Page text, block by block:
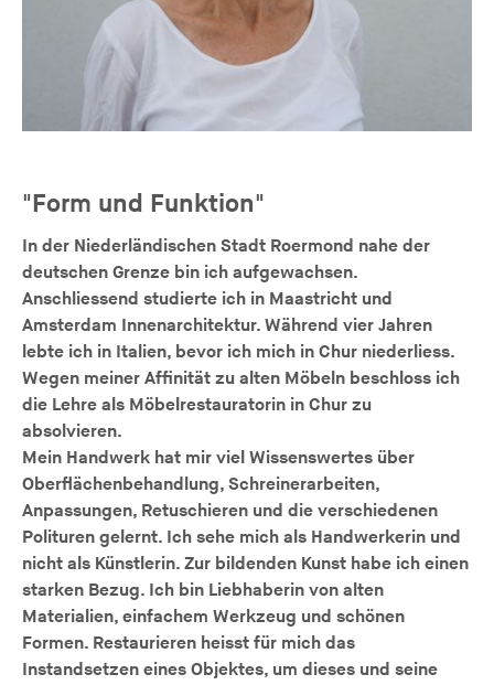
"Form und Funktion"
In der Niederländischen Stadt Roermond nahe der
deutschen Grenze bin ich aufgewachsen.
Anschliessend studierte ich in Maastricht und
Amsterdam Innenarchitektur. Während vier Jahren
lebte ich in Italien, bevor ich mich in Chur niederliess.
Wegen meiner Affinität zu alten Möbeln beschloss ich
die Lehre als Möbelrestauratorin in Chur zu
absolvieren.
Mein Handwerk hat mir viel Wissenswertes über
Oberflächenbehandlung, Schreinerarbeiten,
Anpassungen, Retuschieren und die verschiedenen
Polituren gelernt. Ich sehe mich als Handwerkerin und
nicht als Künstlerin. Zur bildenden Kunst habe ich einen
starken Bezug. Ich bin Liebhaberin von alten
Materialien, einfachem Werkzeug und schönen
Formen. Restaurieren heisst für mich das
Instandsetzen eines Objektes, um dieses und seine